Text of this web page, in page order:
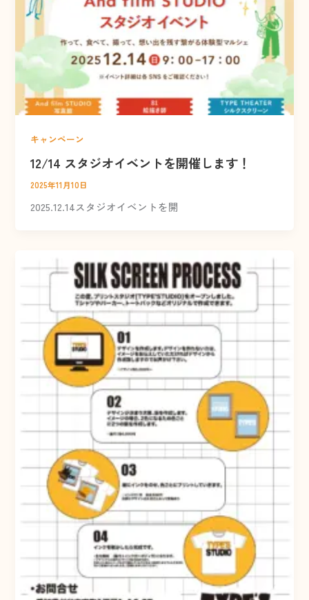
キャンペーン
12/14 スタジオイベントを開催します！
2025年11月10日
2025.12.14スタジオイベントを開